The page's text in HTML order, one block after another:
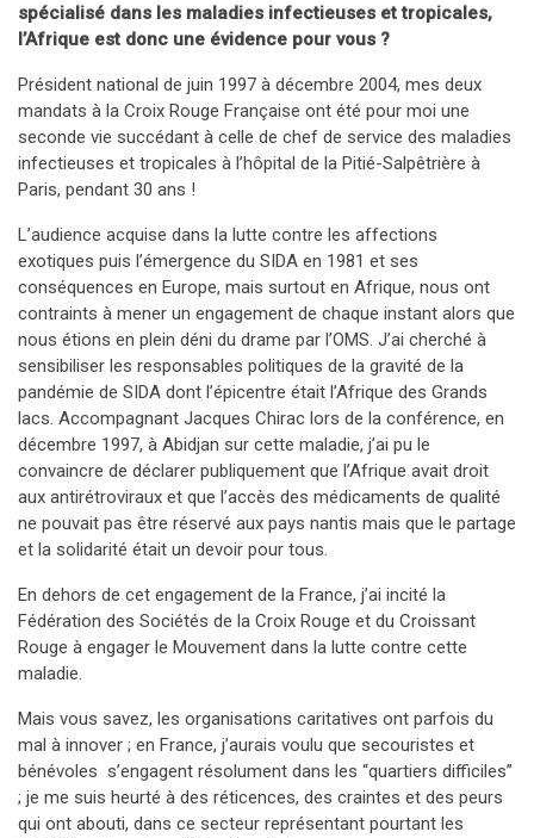
spécialisé dans les maladies infectieuses et tropicales,
l’Afrique est donc une évidence pour vous ?
Président national de juin 1997 à décembre 2004, mes deux
mandats à la Croix Rouge Française ont été pour moi une
seconde vie succédant à celle de chef de service des maladies
infectieuses et tropicales à l’hôpital de la Pitié-Salpêtrière à
Paris, pendant 30 ans !
L’audience acquise dans la lutte contre les affections
exotiques puis l’émergence du SIDA en 1981 et ses
conséquences en Europe, mais surtout en Afrique, nous ont
contraints à mener un engagement de chaque instant alors que
nous étions en plein déni du drame par l’OMS. J’ai cherché à
sensibiliser les responsables politiques de la gravité de la
pandémie de SIDA dont l’épicentre était l’Afrique des Grands
lacs. Accompagnant Jacques Chirac lors de la conférence, en
décembre 1997, à Abidjan sur cette maladie, j’ai pu le
convaincre de déclarer publiquement que l’Afrique avait droit
aux antirétroviraux et que l’accès des médicaments de qualité
ne pouvait pas être réservé aux pays nantis mais que le partage
et la solidarité était un devoir pour tous.
En dehors de cet engagement de la France, j’ai incité la
Fédération des Sociétés de la Croix Rouge et du Croissant
Rouge à engager le Mouvement dans la lutte contre cette
maladie.
Mais vous savez, les organisations caritatives ont parfois du
mal à innover ; en France, j’aurais voulu que secouristes et
bénévoles s’engagent résolument dans les “quartiers difficiles”
; je me suis heurté à des réticences, des craintes et des peurs
qui ont abouti, dans ce secteur représentant pourtant les